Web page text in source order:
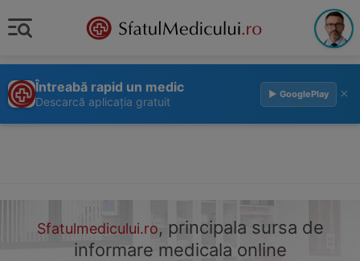
Întreabă rapid un medic
Descarcă aplicația gratuit
▶ GooglePlay ×
Sfatulmedicului.ro, principala sursa de
informare medicala online